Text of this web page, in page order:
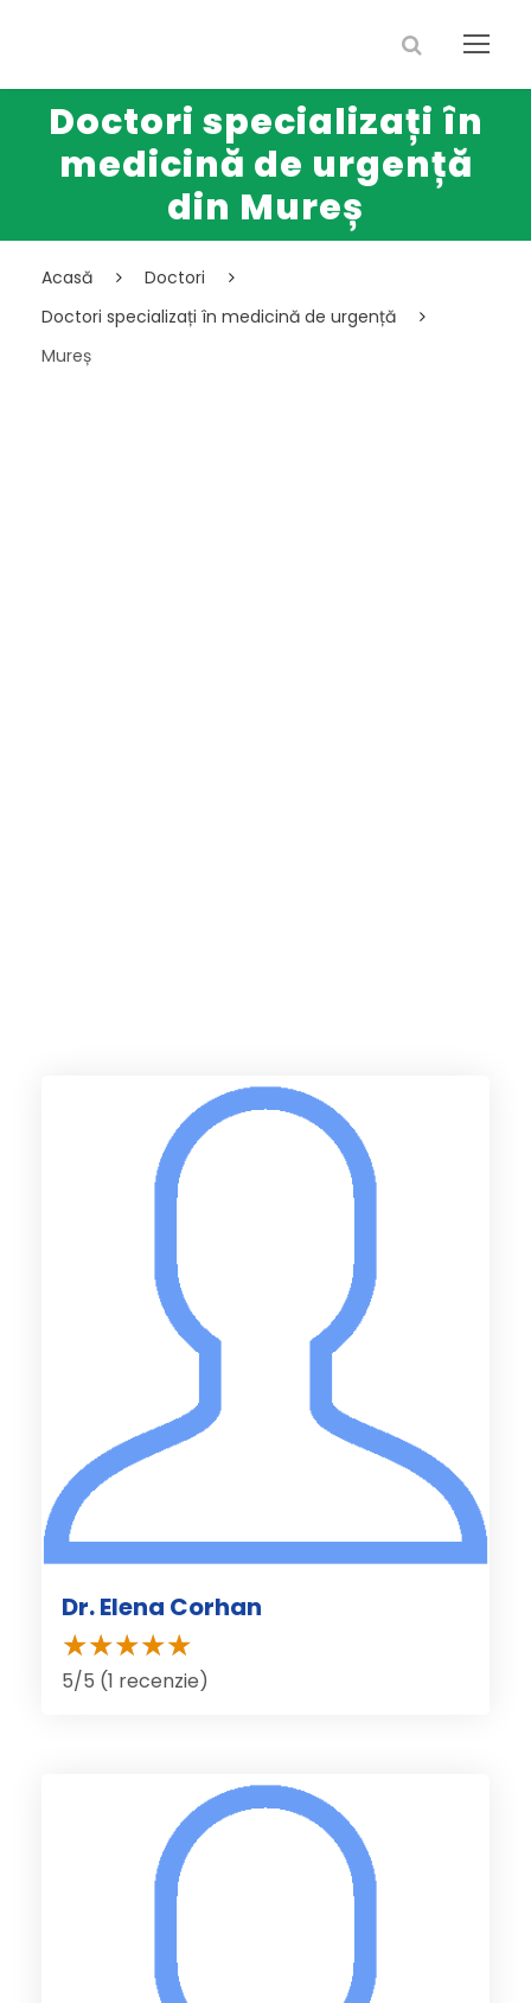
Doctori specializați în
medicină de urgență
din Mureș
Acasă
Doctori
Doctori specializați în medicină de urgență
Mureș
Dr. Elena Corhan
5/5 (1 recenzie)